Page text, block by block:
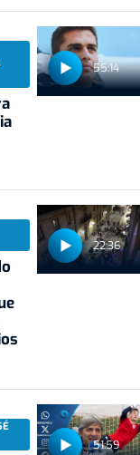
55:14
22:36
51:59